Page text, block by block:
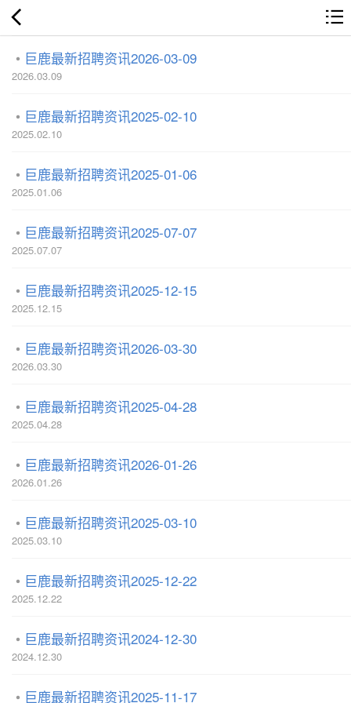
巨鹿最新招聘资讯2026-03-09
2026.03.09
巨鹿最新招聘资讯2025-02-10
2025.02.10
巨鹿最新招聘资讯2025-01-06
2025.01.06
巨鹿最新招聘资讯2025-07-07
2025.07.07
巨鹿最新招聘资讯2025-12-15
2025.12.15
巨鹿最新招聘资讯2026-03-30
2026.03.30
巨鹿最新招聘资讯2025-04-28
2025.04.28
巨鹿最新招聘资讯2026-01-26
2026.01.26
巨鹿最新招聘资讯2025-03-10
2025.03.10
巨鹿最新招聘资讯2025-12-22
2025.12.22
巨鹿最新招聘资讯2024-12-30
2024.12.30
巨鹿最新招聘资讯2025-11-17